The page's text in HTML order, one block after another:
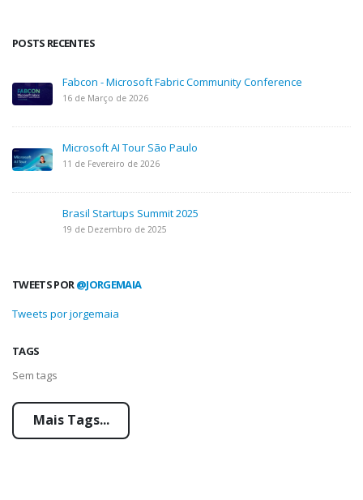
POSTS RECENTES
Fabcon - Microsoft Fabric Community Conference
16 de Março de 2026
Microsoft AI Tour São Paulo
11 de Fevereiro de 2026
Brasil Startups Summit 2025
19 de Dezembro de 2025
TWEETS POR@JORGEMAIA
Tweets por jorgemaia
TAGS
Sem tags
Mais Tags...